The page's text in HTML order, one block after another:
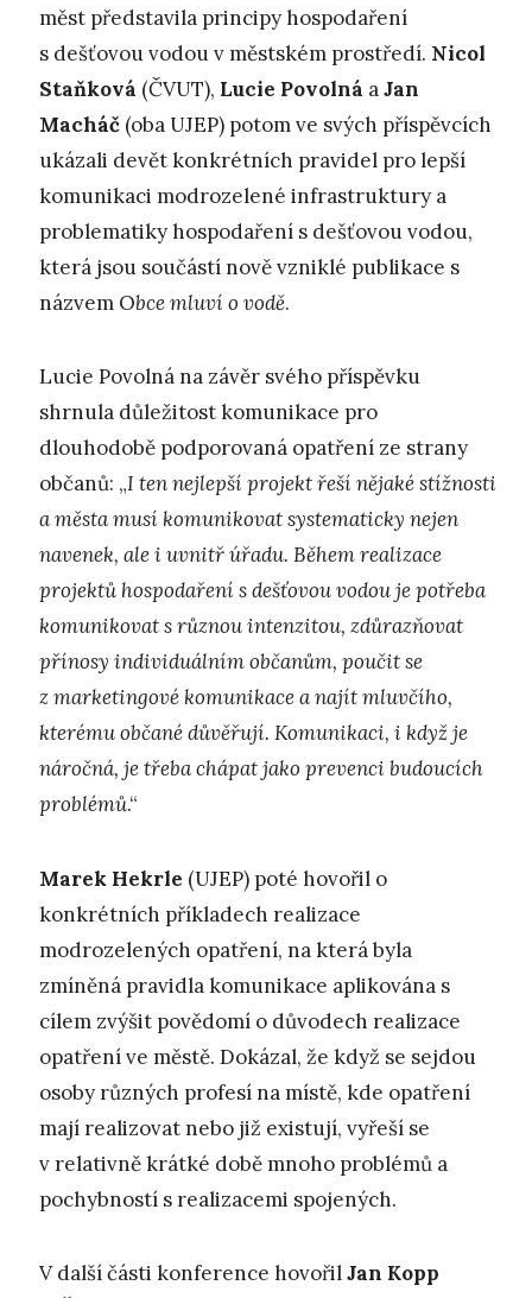
měst představila principy hospodaření
s dešťovou vodou v městském prostředí. Nicol
Staňková (ČVUT), Lucie Povolná aJan
Macháč (oba UJEP) potom ve svých příspěvcích
ukázali devět konkrétních pravidel pro lepší
komunikaci modrozelené infrastruktury a
problematiky hospodaření s dešťovou vodou,
která jsou součástí nově vzniklé publikace s
názvem Obce mluví o vodě.
Lucie Povolná na závěr svého příspěvku
shrnula důležitost komunikace pro
dlouhodobě podporovaná opatření ze strany
občanů: „I ten nejlepší projekt řeší nějaké stížnosti
a města musí komunikovat systematicky nejen
navenek, ale i uvnitř úřadu. Během realizace
projektů hospodaření s dešťovou vodou je potřeba
komunikovat s různou intenzitou, zdůrazňovat
přínosy individuálním občanům, poučit se
z marketingové komunikace a najít mluvčího,
kterému občané důvěřují. Komunikaci, i když je
náročná, je třeba chápat jako prevenci budoucích
problémů.“
Marek Hekrle (UJEP) poté hovořil o
konkrétních příkladech realizace
modrozelených opatření, na která byla
zmíněná pravidla komunikace aplikována s
cílem zvýšit povědomí o důvodech realizace
opatření ve městě. Dokázal, že když se sejdou
osoby různých profesí na místě, kde opatření
mají realizovat nebo již existují, vyřeší se
v relativně krátké době mnoho problémů a
pochybností s realizacemi spojených.
V další části konference hovořilJan Kopp